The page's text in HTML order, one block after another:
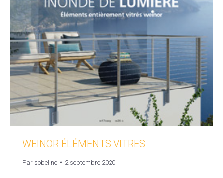
WEINOR ÉLÉMENTS VITRES
Par sobeline 2 septembre 2020